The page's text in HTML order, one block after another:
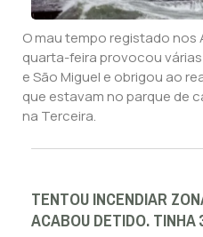
O mau tempo registado nos
quarta-feira provocou
e São Miguel e obrigou ao
que estavam no parque de
na Terceira.
TENTOU INCENDIAR
ACABOU DETIDO. TINHA